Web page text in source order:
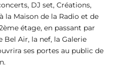
DJ set, Créations,
la Maison de la Radio et de
étage, en passant par
Bel Air, la nef, la Galerie
ses portes au public de